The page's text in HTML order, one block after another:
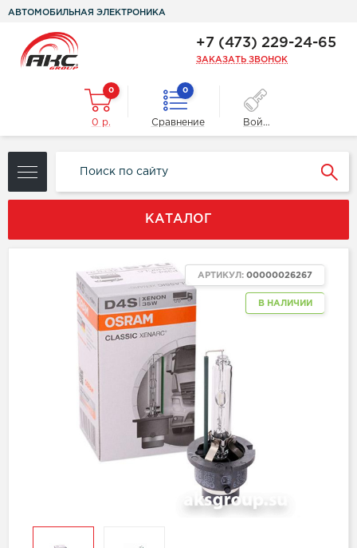
АВТОМОБИЛЬНАЯ ЭЛЕКТРОНИКА
+7 (473) 229-24-65
ЗАКАЗАТЬ ЗВОНОК
0
0 р.
0
Сравнение Войти
КАТАЛОГ
В НАЛИЧИИ
АРТИКУЛ: 00000026267